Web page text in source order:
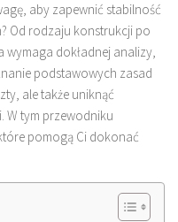
aby zapewnić stabilność
Od rodzaju konstrukcji po
wymaga dokładnej analizy,
podstawowych zasad
ale także uniknąć
W tym przewodniku
pomogą Ci dokonać